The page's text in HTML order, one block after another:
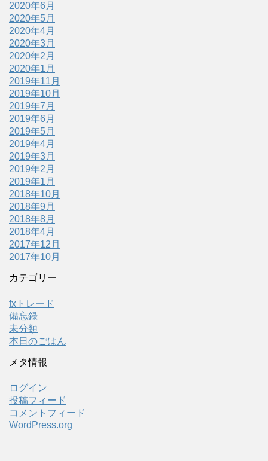
2020年6月
2020年5月
2020年4月
2020年3月
2020年2月
2020年1月
2019年11月
2019年10月
2019年7月
2019年6月
2019年5月
2019年4月
2019年3月
2019年2月
2019年1月
2018年10月
2018年9月
2018年8月
2018年4月
2017年12月
2017年10月
カテゴリー
fxトレード
備忘録
未分類
本日のごはん
メタ情報
ログイン
投稿フィード
コメントフィード
WordPress.org